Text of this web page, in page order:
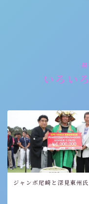
いろい
ジャンボ尾崎と深見東州